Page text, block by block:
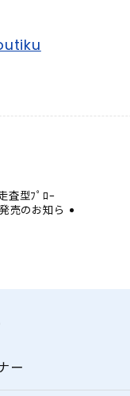
査型ﾌﾟﾛｰ
売のお知ら
ー